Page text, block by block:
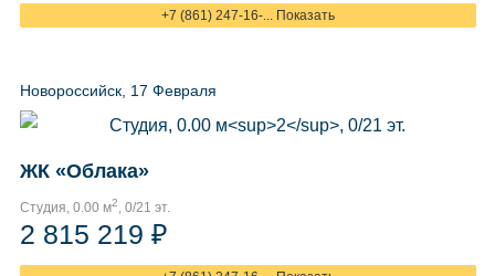
+7 (861) 247-16-... Показать
Новороссийск, 17 Февраля
ЖК «Облака»
Студия, 0.00 м2, 0/21 эт.
2 815 219 ₽